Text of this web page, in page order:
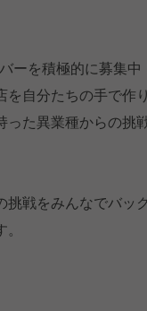
ーを積極的に募集中
自分たちの手で作
た異業種からの挑
挑戦をみんなでバッ